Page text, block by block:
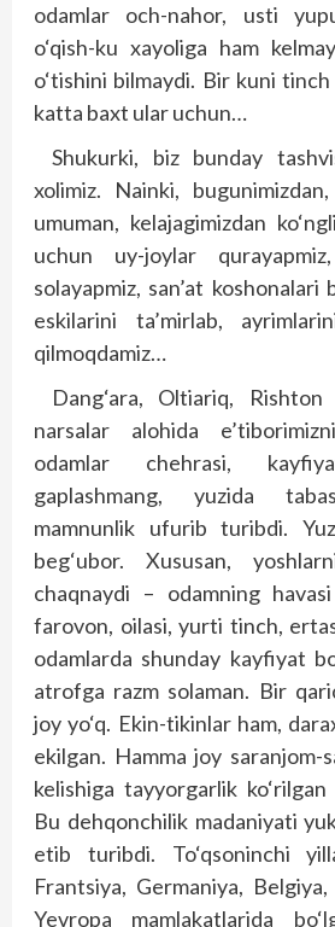
odamlar och-nahor, usti
o‘qish-ku xayoliga ham
o‘tishini bilmaydi. Bir kuni tinch
katta baxt ular uchun…
Shukurki, biz bunday
xolimiz. Nainki,
umuman, kelajagimizdan
uchun uy-joylar
solayapmiz, san’at koshonalari
eskilarini ta’mirlab,
qilmoqdamiz…
Dang‘ara, Oltiariq, Rishton
narsalar alohida
odamlar chehrasi,
gaplashmang, yuzida
mamnunlik ufurib turibdi.
beg‘ubor. Xususan,
chaqnaydi – odamning
farovon, oilasi, yurti tinch,
odamlarda shunday kayfiyat
atrofga razm solaman. Bir
joy yo‘q. Ekin-tikinlar ham,
ekilgan. Hamma joy saranjom-
kelishiga tayyorgarlik ko‘rilgan
Bu dehqonchilik madaniyati
etib turibdi. To‘qsoninchi
Frantsiya, Germaniya,
Yevropa mamlakatlarida